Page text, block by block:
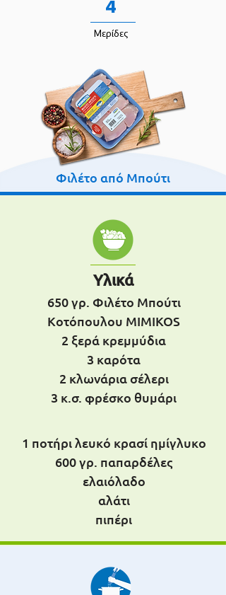
4
Μερίδες
Φιλέτο από Μπούτι
Υλικά
650 γρ. Φιλέτο Μπούτι
Κοτόπουλου MIMIKOS
2 ξερά κρεμμύδια
3 καρότα
2 κλωνάρια σέλερι
3 κ.σ. φρέσκο θυμάρι
1 ποτήρι λευκό κρασί ημίγλυκο
600 γρ. παπαρδέλες
ελαιόλαδο
αλάτι
πιπέρι